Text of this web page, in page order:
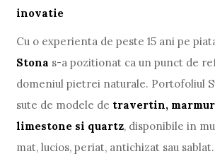
inovatie
Cu o experienta de peste 15 ani pe
Stona s-a pozitionat ca un punct de
domeniul pietrei naturale. Portofoliul
sute de modele de travertin,
limestone si quartz, disponibile in
mat, lucios, periat, antichizat sau sablat.